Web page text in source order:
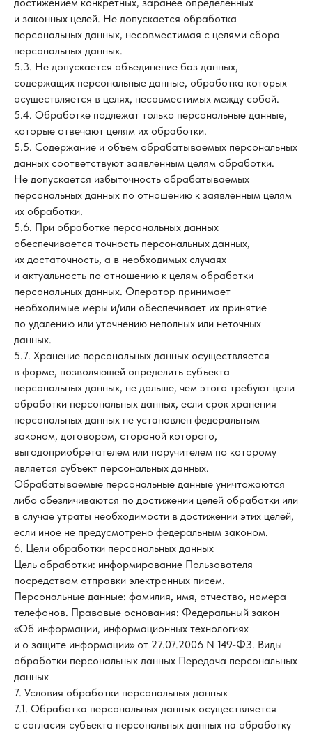
и законных целей. Не допускается обработка
персональных данных, несовместимая с целями сбора
персональных данных.
5.3. Не допускается объединение баз данных,
содержащих персональные данные, обработка которых
осуществляется в целях, несовместимых между собой.
5.4. Обработке подлежат только персональные данные,
которые отвечают целям их обработки.
5.5. Содержание и объем обрабатываемых персональных
данных соответствуют заявленным целям обработки.
Не допускается избыточность обрабатываемых
персональных данных по отношению к заявленным целям
их обработки.
5.6. При обработке персональных данных
обеспечивается точность персональных данных,
их достаточность, а в необходимых случаях
и актуальность по отношению к целям обработки
персональных данных. Оператор принимает
необходимые меры и/или обеспечивает их принятие
по удалению или уточнению неполных или неточных
данных.
5.7. Хранение персональных данных осуществляется
в форме, позволяющей определить субъекта
персональных данных, не дольше, чем этого требуют цели
обработки персональных данных, если срок хранения
персональных данных не установлен федеральным
законом, договором, стороной которого,
выгодоприобретателем или поручителем по которому
является субъект персональных данных.
Обрабатываемые персональные данные уничтожаются
либо обезличиваются по достижении целей обработки или
в случае утраты необходимости в достижении этих целей,
если иное не предусмотрено федеральным законом.
6. Цели обработки персональных данных
Цель обработки: информирование Пользователя
посредством отправки электронных писем.
Персональные данные: фамилия, имя, отчество, номера
телефонов. Правовые основания: Федеральный закон
«Об информации, информационных технологиях
и о защите информации» от 27.07.2006 N 149-ФЗ. Виды
обработки персональных данных Передача персональных
данных
7. Условия обработки персональных данных
7.1. Обработка персональных данных осуществляется
с согласия субъекта персональных данных на обработку